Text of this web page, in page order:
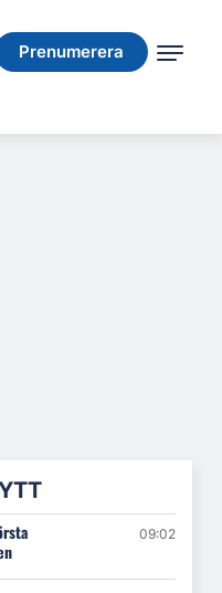
Prenumerera
Prenumerera
09:02